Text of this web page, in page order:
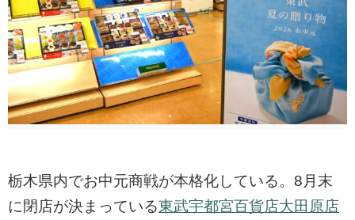
栃木県内でお中元商戦が本格化している。8月末
に閉店が決まっている東武宇都宮百貨店大田原店